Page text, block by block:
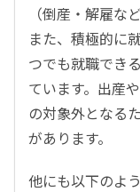
（倒産・解雇な
また、積極的に
つでも就職でき
ています。出産
の対象外となる
があります。
他にも以下のよ